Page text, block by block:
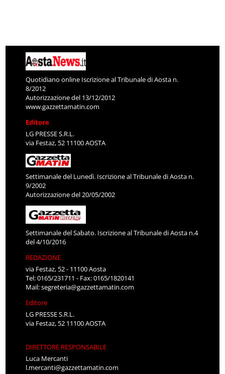
Quotidiano online Iscrizione al Tribunale di Aosta n.
8/2012
Autorizzazione del 13/12/2012
www.gazzettamatin.com
Editore
LG PRESSE S.R.L.
via Festaz, 52 11100 AOSTA
Settimanale del Lunedì. Iscrizione al Tribunale di Aosta n.
9/2002
Autorizzazione del 20/05/2002
Settimanale del Sabato. Iscrizione al Tribunale di Aosta n.4
del 4/10/2016
REDAZIONE
via Festaz, 52 - 11100 Aosta
Tel: 0165/231711 - Fax: 0165/1820141
Mail:segreteria@gazzettamatin.com
Editore
LG PRESSE S.R.L.
via Festaz, 52 11100 AOSTA
DIRETTORE RESPONSABILE
Luca Mercanti
l.mercanti@gazzettamatin.com